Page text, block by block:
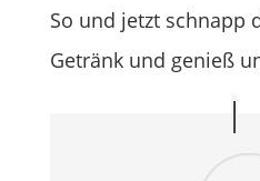
So und jetzt schnapp
Getränk und genieß